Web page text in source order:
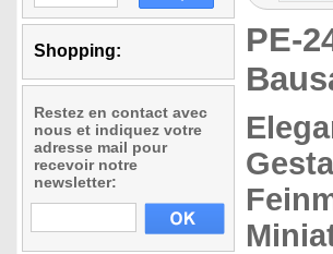
Shopping:
Restez en contact avec
nous et indiquez votre
adresse mail pour
recevoir notre
newsletter:
PE-